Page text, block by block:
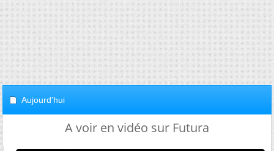
Aujourd'hui
A voir en vidéo sur Futura